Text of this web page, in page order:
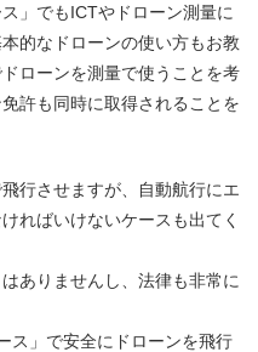
」でもICTやドローン測量に
的なドローンの使い方もお教
ローンを測量で使うことを考
許も同時に取得されることを
行させますが、自動航行にエ
ればいけないケースも出てく
ありませんし、法律も非常に
ス」で安全にドローンを飛行